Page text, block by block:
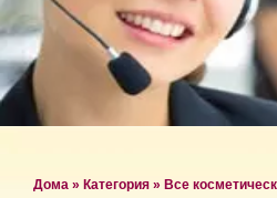
Дома » Категория » Все